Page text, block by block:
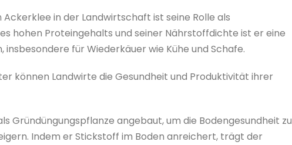
in der Landwirtschaft ist seine Rolle als
hohen Proteingehalts und seiner Nährstoffdichte ist er eine
für Wiederkäuer wie Kühe und Schafe.
können Landwirte die Gesundheit und Produktivität ihrer
Gründüngungspflanze angebaut, um die Bodengesundheit zu
Indem er Stickstoff im Boden anreichert, trägt der